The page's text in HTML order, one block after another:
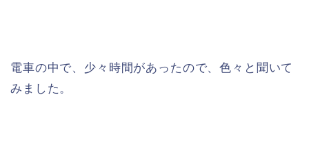
電車の中で、少々時間があったので、色々と聞いて
みました。